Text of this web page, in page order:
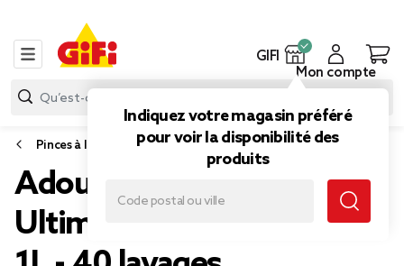
GIFI
Indiquez votre magasin préféré
pour voir la disponibilité des
produits
Mon compte
Pinces à linge, accessoires linge et lessive
Adoucissant Dreft
Ultimate Care Blue Dream